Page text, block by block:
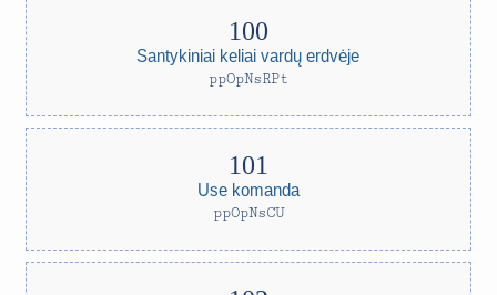
Santykiniai keliai vardų erdvėje
ppOpNsRPt
Use komanda
ppOpNsCU